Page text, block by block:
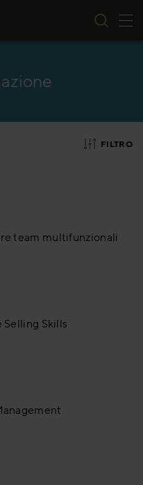
FILTRO
team multifunzionali
Selling Skills